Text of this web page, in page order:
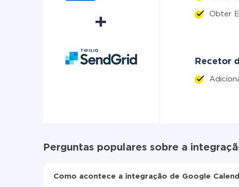
Obter
Recetor
Perguntas populares sobre a
Como acontece a integração de Google